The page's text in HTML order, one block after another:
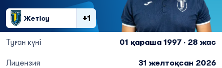
Жетісу +1
Туған күні 01 қараша 1997 · 28 жас
Лицензия 31 желтоқсан 2026